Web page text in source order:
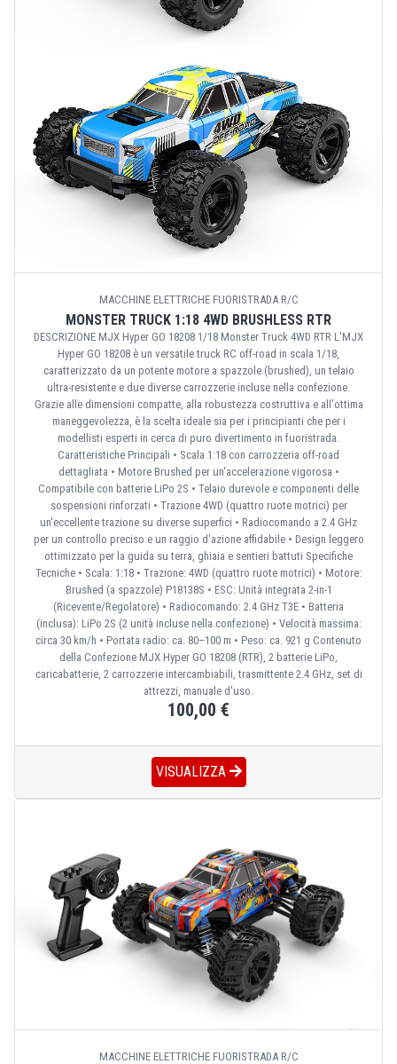
MACCHINE ELETTRICHE FUORISTRADA R/C
MONSTER TRUCK 1:18 4WD BRUSHLESS RTR
DESCRIZIONE MJX Hyper GO 18208 1/18 Monster Truck 4WD RTR L'MJX
Hyper GO 18208 è un versatile truck RC off-road in scala 1/18,
caratterizzato da un potente motore a spazzole (brushed), un telaio
ultra-resistente e due diverse carrozzerie incluse nella confezione.
Grazie alle dimensioni compatte, alla robustezza costruttiva e all'ottima
maneggevolezza, è la scelta ideale sia per i principianti che per i
modellisti esperti in cerca di puro divertimento in fuoristrada.
Caratteristiche Principali • Scala 1:18 con carrozzeria off-road
dettagliata • Motore Brushed per un'accelerazione vigorosa •
Compatibile con batterie LiPo 2S • Telaio durevole e componenti delle
sospensioni rinforzati • Trazione 4WD (quattro ruote motrici) per
un'eccellente trazione su diverse superfici • Radiocomando a 2.4 GHz
per un controllo preciso e un raggio d'azione affidabile • Design leggero
ottimizzato per la guida su terra, ghiaia e sentieri battuti Specifiche
Tecniche • Scala: 1:18 • Trazione: 4WD (quattro ruote motrici) • Motore:
Brushed (a spazzole) P18138S • ESC: Unità integrata 2-in-1
(Ricevente/Regolatore) • Radiocomando: 2.4 GHz T3E • Batteria
(inclusa): LiPo 2S (2 unità incluse nella confezione) • Velocità massima:
circa 30 km/h • Portata radio: ca. 80–100 m • Peso: ca. 921 g Contenuto
della Confezione MJX Hyper GO 18208 (RTR), 2 batterie LiPo,
caricabatterie, 2 carrozzerie intercambiabili, trasmittente 2.4 GHz, set di
attrezzi, manuale d'uso.
100,00 €
VISUALIZZA
MACCHINE ELETTRICHE FUORISTRADA R/C